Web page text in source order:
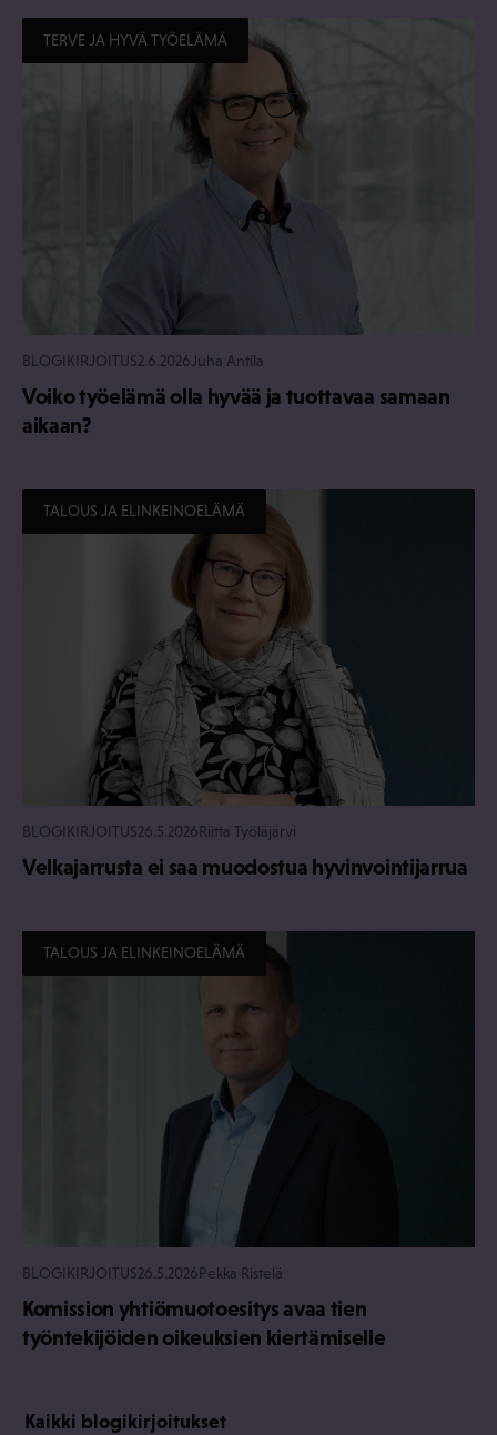
TERVE JA HYVÄ TYÖELÄMÄ
BLOGIKIRJOITUS2.6.2026 Juha Antila
Voiko työelämä olla hyvää ja tuottavaa samaan
aikaan?
TALOUS JA ELINKEINOELÄMÄ
BLOGIKIRJOITUS26.5.2026Riitta Työläjärvi
Velkajarrusta ei saa muodostua hyvinvointijarrua
TALOUS JA ELINKEINOELÄMÄ
BLOGIKIRJOITUS26.5.2026Pekka Ristelä
Komission yhtiömuotoesitys avaa tien
työntekijöiden oikeuksien kiertämiselle
Kaikki blogikirjoitukset